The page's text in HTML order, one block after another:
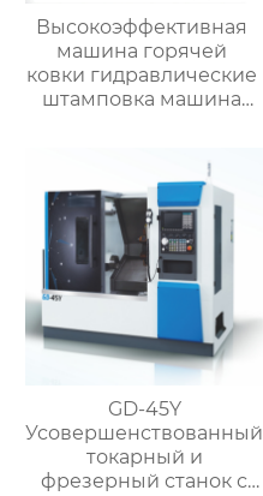
Высокоэффективная
машина горячей
ковки гидравлические
штамповка машина
GD-45Y
Усовершенствованный
токарный и
фрезерный станок с